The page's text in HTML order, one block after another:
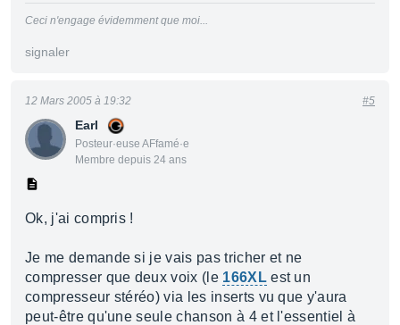
Ceci n'engage évidemment que moi...
signaler
Earl
Posteur·euse AFfamé·e
Membre depuis 24 ans
12 Mars 2005 à 19:32 #5
Ok, j'ai compris !
Je me demande si je vais pas tricher et ne
compresser que deux voix (le 166XLest un
compresseur stéréo) via les inserts vu que y'aura
peut-être qu'une seule chanson à 4 et l'essentiel à